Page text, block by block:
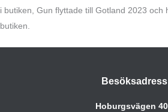
i butiken, Gun flyttade till Gotland 2023 och
butiken.
Besöksadress
Hoburgsvägen